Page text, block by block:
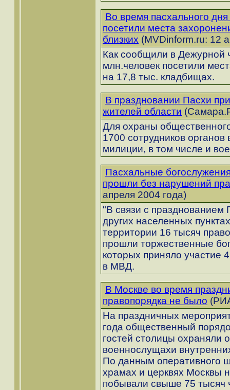
Во время пасхального
посетили места
близких (MVDinform.ru: 12
Как сообщили в
млн.человек посетили
на 17,8 тыс. кладбищах.
В праздновании Пасхи
жителей области
Для охраны
1700 сотрудников
милиции, в том числе и
Пасхальные
прошли без нарушений
апреля 2004 года)
"В связи с празднованием
других населенных
территории 16 тысяч
прошли торжественные
которых приняло участие
в МВД.
В Москве во время
правопорядка не было
На праздничных
года общественный
гостей столицы охраняли
военнослущахи
По данным оперативного
храмах и церквях Москвы
побывали свыше 75 тысяч